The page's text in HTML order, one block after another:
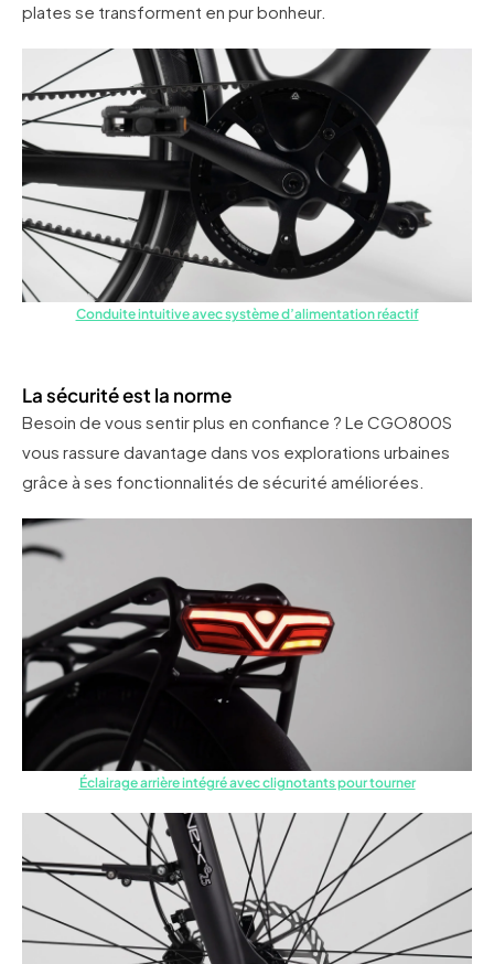
plates se transforment en pur bonheur.
Conduite intuitive avec système d’alimentation réactif
La sécurité est la norme
Besoin de vous sentir plus en confiance ? Le CGO800S
vous rassure davantage dans vos explorations urbaines
grâce à ses fonctionnalités de sécurité améliorées.
Éclairage arrière intégré avec clignotants pour tourner